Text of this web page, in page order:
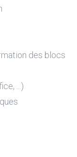
des blocs
...)